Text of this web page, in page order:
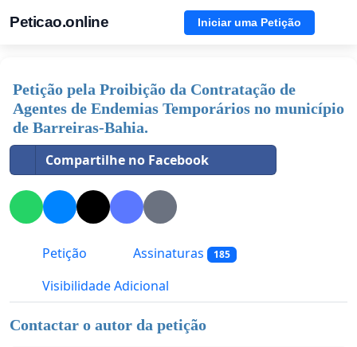
Peticao.online Iniciar uma Petição
Petição pela Proibição da Contratação de
Agentes de Endemias Temporários no município
de Barreiras-Bahia.
Compartilhe no Facebook
Petição Assinaturas 185
Visibilidade Adicional
Contactar o autor da petição